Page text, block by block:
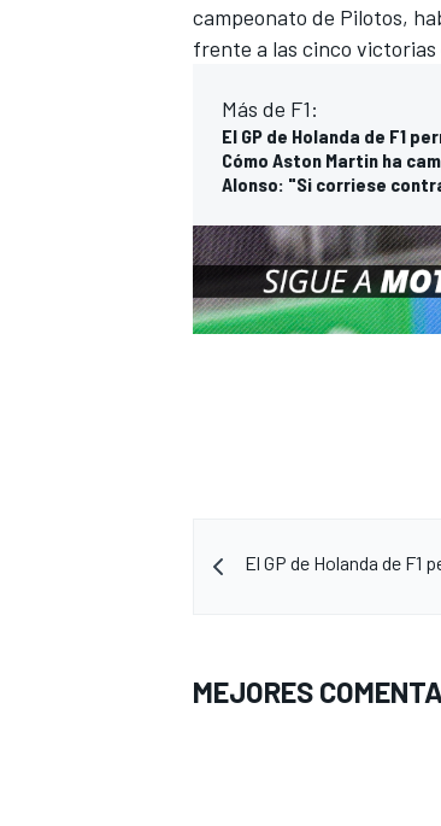
MÁS CATEGORÍAS
campeonato de Pilotos,
frente a las cinco victorias
Más de F1:
El GP de Holanda de F1
Cómo Aston Martin ha
Alonso: "Si corriese
El GP de Holanda de
MEJORES